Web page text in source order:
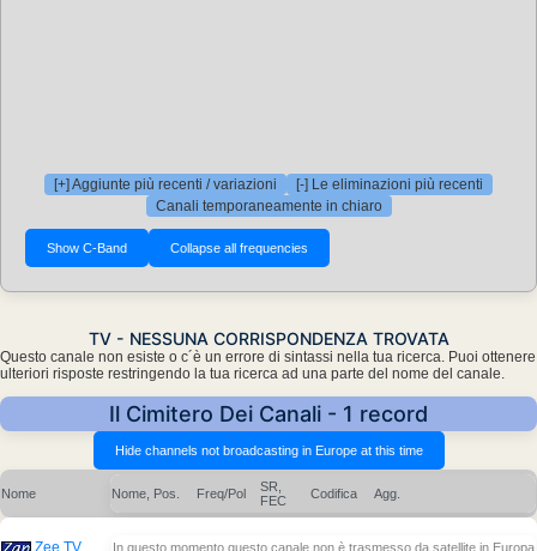
[+] Aggiunte più recenti / variazioni
[-] Le eliminazioni più recenti
Canali temporaneamente in chiaro
TV - NESSUNA CORRISPONDENZA TROVATA
Questo canale non esiste o c´è un errore di sintassi nella tua ricerca. Puoi ottenere
ulteriori risposte restringendo la tua ricerca ad una parte del nome del canale.
Il Cimitero Dei Canali - 1 record
Nome Nome, Pos. Freq/Pol
SR,
FEC
Codifica Agg.
In questo momento questo canale non è trasmesso da satellite in Europa